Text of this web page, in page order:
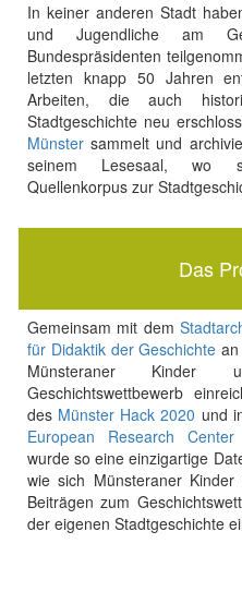
In keiner anderen Stadt
und Jugendliche am
Bundespräsidenten
letzten knapp 50 Jahren
Arbeiten, die auch
Stadtgeschichte neu
Münstersammelt und
seinem Lesesaal, wo
Quellenkorpus zur
Das
Gemeinsam mit dem
für Didaktik der Geschichte
Münsteraner Kinder
Geschichtswettbewerb
des Münster Hack 2020 und
European Research
wurde so eine einzigartige
wie sich Münsteraner
Beiträgen zum
der eigenen Stadtgeschichte